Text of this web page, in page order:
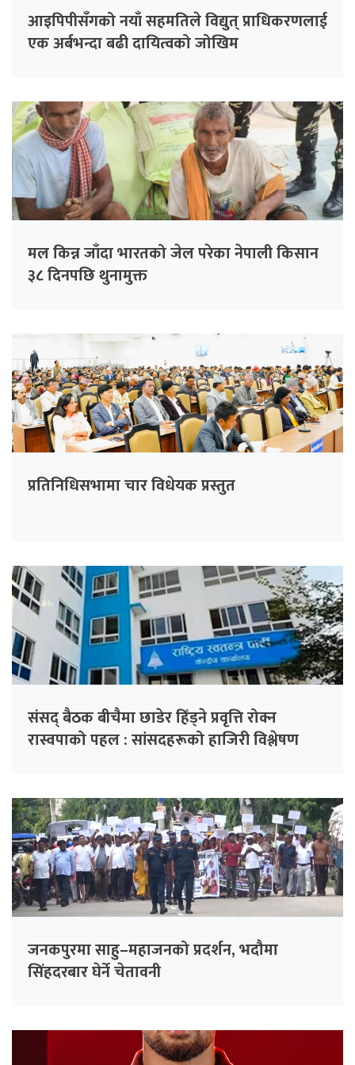
आइपिपीसँगको नयाँ सहमतिले विद्युत् प्राधिकरणलाई
एक अर्बभन्दा बढी दायित्वको जोखिम
मल किन्न जाँदा भारतको जेल परेका नेपाली किसान
३८ दिनपछि थुनामुक्त
प्रतिनिधिसभामा चार विधेयक प्रस्तुत
संसद् बैठक बीचैमा छाडेर हिँड्ने प्रवृत्ति रोक्न
रास्वपाको पहल : सांसदहरूको हाजिरी विश्लेषण
जनकपुरमा साहु–महाजनको प्रदर्शन, भदौमा
सिंहदरबार घेर्ने चेतावनी